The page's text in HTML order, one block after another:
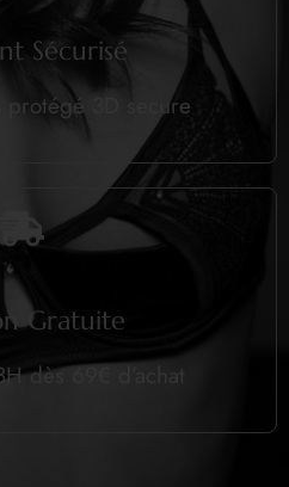
Sécurisé
protégé 3D secure
Gratuite
dès 69€ d’achat